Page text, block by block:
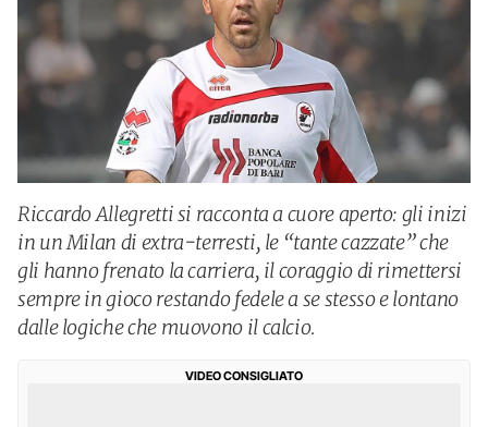
Riccardo Allegretti si racconta a cuore aperto: gli inizi
in un Milan di extra-terresti, le “tante cazzate” che
gli hanno frenato la carriera, il coraggio di rimettersi
sempre in gioco restando fedele a se stesso e lontano
dalle logiche che muovono il calcio.
VIDEO CONSIGLIATO